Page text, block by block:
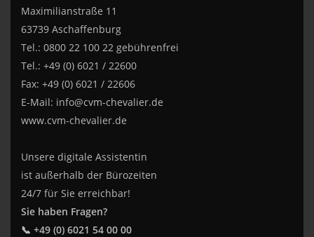
Maximilianstraße 11
63739 Aschaffenburg
Tel.: 0800 22 100 22 gebührenfrei
Tel.: +49 (0) 6021 / 22600
Fax: +49 (0) 6021 / 22606
E-Mail: info@cvm-chevalier.de
www.cvm-chevalier.de
Unsere digitale Assistentin
ist außerhalb der Bürozeiten
24/7 für Sie erreichbar!
Sie haben Fragen?
📞 +49 (0) 6021 54 00 00